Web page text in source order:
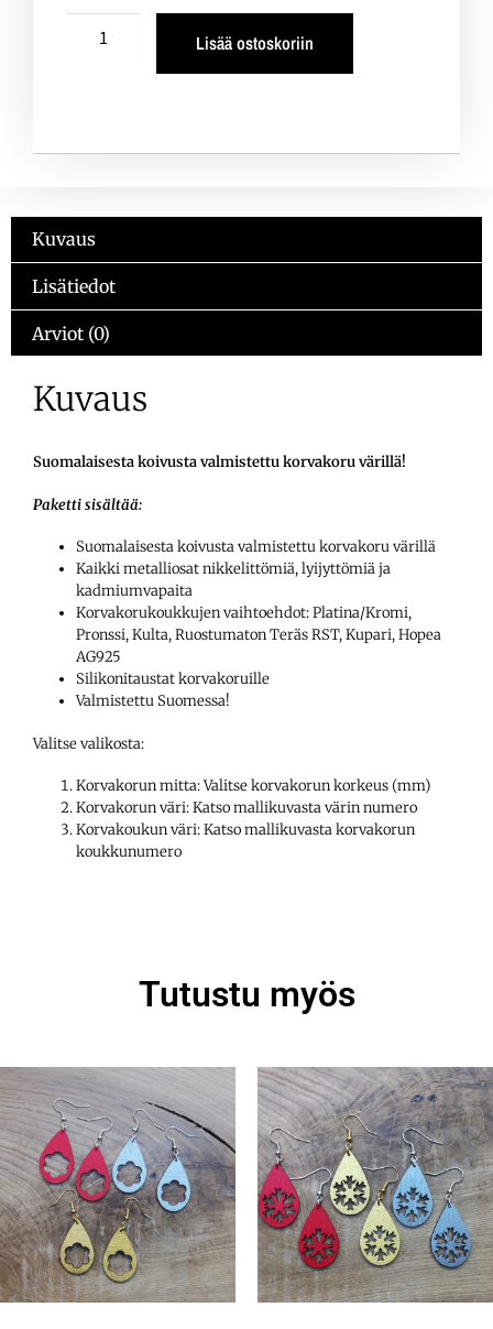
Lisää ostoskoriin
Kuvaus
Lisätiedot
Arviot (0)
Kuvaus
Suomalaisesta koivusta valmistettu korvakoru värillä!
Paketti sisältää:
Suomalaisesta koivusta valmistettu korvakoru värillä
Kaikki metalliosat nikkelittömiä, lyijyttömiä ja
kadmiumvapaita
Korvakorukoukkujen vaihtoehdot: Platina/Kromi,
Pronssi, Kulta, Ruostumaton Teräs RST, Kupari, Hopea
AG925
Silikonitaustat korvakoruille
Valmistettu Suomessa!
Valitse valikosta:
Korvakorun mitta: Valitse korvakorun korkeus (mm)
Korvakorun väri: Katso mallikuvasta värin numero
Korvakoukun väri: Katso mallikuvasta korvakorun
koukkunumero
Tutustu myös